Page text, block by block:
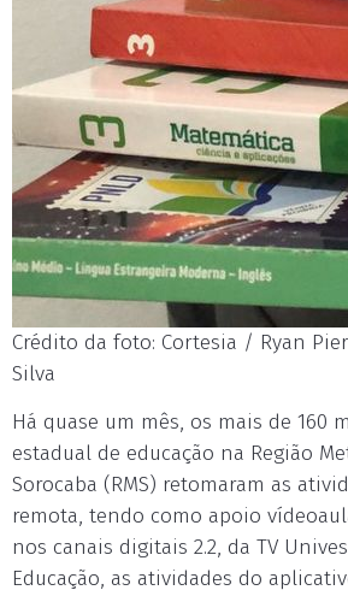
Crédito da foto: Cortesia / Ryan
Silva
Há quase um mês, os mais de 160
estadual de educação na Região
Sorocaba (RMS) retomaram as
remota, tendo como apoio
nos canais digitais 2.2, da TV
Educação, as atividades do